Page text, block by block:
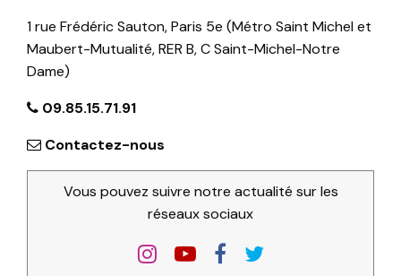
1 rue Frédéric Sauton, Paris 5e (Métro Saint Michel et
Maubert-Mutualité, RER B, C Saint-Michel-Notre
Dame)
09.85.15.71.91
Contactez-nous
Vous pouvez suivre notre actualité sur les
réseaux sociaux